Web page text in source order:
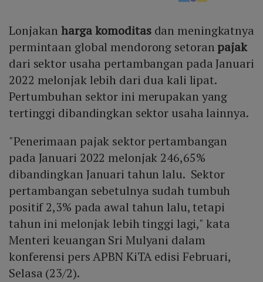
Lonjakanharga komoditas dan meningkatnya
permintaan global mendorong setoranpajak
dari sektor usaha pertambangan pada Januari
2022 melonjak lebih dari dua kali lipat.
Pertumbuhan sektor ini merupakan yang
tertinggi dibandingkan sektor usaha lainnya.
"Penerimaan pajak sektor pertambangan
pada Januari 2022 melonjak 246,65%
dibandingkan Januari tahun lalu. Sektor
pertambangan sebetulnya sudah tumbuh
positif 2,3% pada awal tahun lalu, tetapi
tahun ini melonjak lebih tinggi lagi," kata
Menteri keuangan Sri Mulyani dalam
konferensi pers APBN KiTA edisi Februari,
Selasa (23/2).